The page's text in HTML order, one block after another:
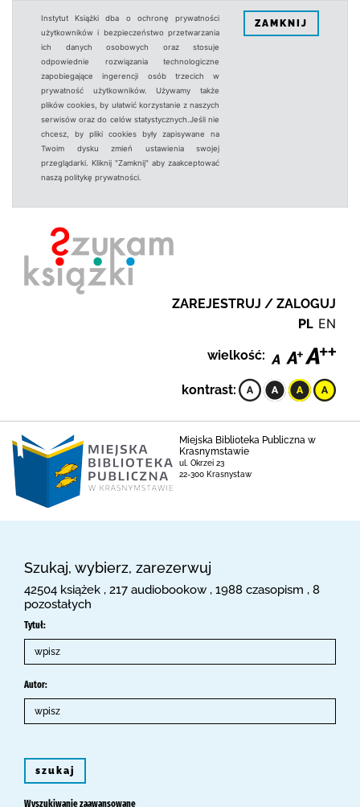
Instytut Książki dba o ochronę prywatności
użytkowników i bezpieczeństwo przetwarzania
ich danych osobowych oraz stosuje
odpowiednie rozwiązania technologiczne
zapobiegające ingerencji osób trzecich w
prywatność użytkowników. Używamy także
plików cookies, by ułatwić korzystanie z naszych
serwisów oraz do celów statystycznych.Jeśli nie
chcesz, by pliki cookies były zapisywane na
Twoim dysku zmień ustawienia swojej
przeglądarki. Kliknij "Zamknij" aby zaakceptować
naszą politykę prywatności.
ZAMKNIJ
ZAREJESTRUJ / ZALOGUJ
PL EN
wielkość:
kontrast:
Miejska Biblioteka Publiczna w
Krasnymstawie
ul. Okrzei 23
22-300 Krasnystaw
Szukaj, wybierz, zarezerwuj
42504 książek , 217 audiobookow , 1988 czasopism , 8
pozostałych
Tytuł:
Autor:
szukaj
Wyszukiwanie zaawansowane